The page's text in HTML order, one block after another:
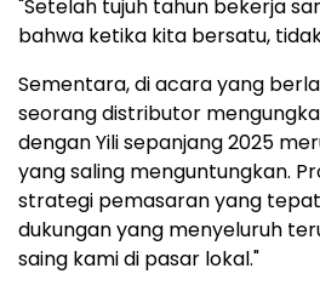
"Setelah tujuh tahun bekerja
bahwa ketika kita bersatu,
Sementara, di acara yang
seorang distributor
dengan Yili sepanjang 2025
yang saling menguntungkan.
strategi pemasaran yang
dukungan yang menyeluruh
saing kami di pasar lokal."